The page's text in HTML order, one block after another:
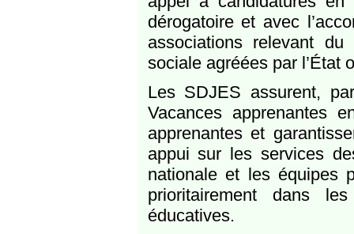
dérogatoire et avec
associations relevant
sociale agréées par l’État
Les SDJES assurent,
Vacances apprenantes
apprenantes et
appui sur les services
nationale et les équipes
prioritairement dans
éducatives.